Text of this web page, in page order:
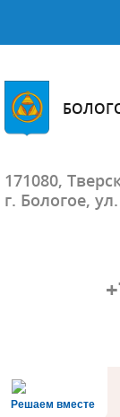
171080,
г. Бологое,
Решаем вместе